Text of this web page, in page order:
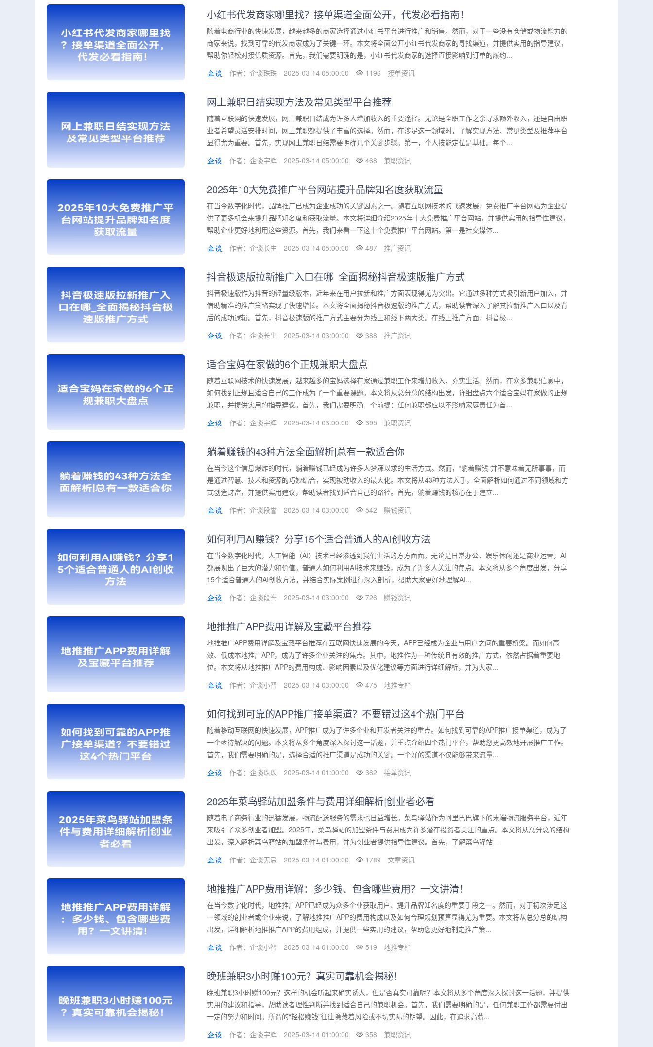
小红书代发商家哪里找？接单渠道全面公开，代发必看指南！
随着电商行业的快速发展，越来越多的商家选择通过小红书平台进行推广和销售。然而，对于一些没有仓储或物流能力的
商家来说，找到可靠的代发商家成为了关键一环。本文将全面公开小红书代发商家的寻找渠道，并提供实用的指导建议，
帮助你轻松对接优质资源。首先，我们需要明确的是，小红书代发商家的选择直接影响到订单的履约...
作者：企谈珠珠
2025-03-14 05:00:00 1196 接单资讯
网上兼职日结实现方法及常见类型平台推荐
随着互联网的快速发展，网上兼职日结成为许多人增加收入的重要途径。无论是全职工作之余寻求额外收入，还是自由职
业者希望灵活安排时间，网上兼职都提供了丰富的选择。然而，在涉足这一领域时，了解实现方法、常见类型及推荐平台
显得尤为重要。首先，实现网上兼职日结需要明确几个关键步骤。第一，个人技能定位是基础。每个...
作者：企谈宇辉
2025-03-14 05:00:00 468 兼职资讯
2025年10大免费推广平台网站提升品牌知名度获取流量
在当今数字化时代，品牌推广已成为企业成功的关键因素之一。随着互联网技术的飞速发展，免费推广平台网站为企业提
供了更多机会来提升品牌知名度和获取流量。本文将详细介绍2025年十大免费推广平台网站，并提供实用的指导性建议，
帮助企业更好地利用这些资源。首先，我们来看一下这十个免费推广平台网站。第一是社交媒体...
作者：企谈长生
2025-03-14 05:00:00 487 推广资讯
抖音极速版拉新推广入口在哪_全面揭秘抖音极速版推广方式
抖音极速版作为抖音的轻量级版本，近年来在用户拉新和推广方面表现得尤为突出。它通过多种方式吸引新用户加入，并
借助精准的推广策略实现了快速增长。本文将全面揭秘抖音极速版的推广方式，帮助读者深入了解其拉新推广入口以及背
后的成功逻辑。首先，抖音极速版的推广方式主要分为线上和线下两大类。在线上推广方面，抖音极...
作者：企谈长生
2025-03-14 03:00:00 388 推广资讯
适合宝妈在家做的6个正规兼职大盘点
随着互联网技术的快速发展，越来越多的宝妈选择在家通过兼职工作来增加收入、充实生活。然而，在众多兼职信息中，
如何找到正规且适合自己的工作成为了一个重要课题。本文将从总分总的结构出发，详细盘点六个适合宝妈在家做的正规
兼职，并提供实用的指导建议。首先，我们需要明确一个前提：任何兼职都应以不影响家庭责任为首...
作者：企谈宇辉
2025-03-14 03:00:00 395 兼职资讯
躺着赚钱的43种方法全面解析|总有一款适合你
在当今这个信息爆炸的时代，躺着赚钱已经成为许多人梦寐以求的生活方式。然而，“躺着赚钱”并不意味着无所事事，而
是通过智慧、技术和资源的巧妙结合，实现被动收入的最大化。本文将从43种方法入手，全面解析如何通过不同领域和方
式创造财富，并提供实用建议，帮助读者找到适合自己的路径。首先，躺着赚钱的核心在于建立...
作者：企谈段誉
2025-03-14 03:00:00 542 赚钱资讯
如何利用AI赚钱？分享15个适合普通人的AI创收方法
在当今数字化时代，人工智能（AI）技术已经渗透到我们生活的方方面面。无论是日常办公、娱乐休闲还是商业运营，AI
都展现出了巨大的潜力和价值。普通人如何利用AI技术来赚钱，成为了许多人关注的焦点。本文将从多个角度出发，分享
15个适合普通人的AI创收方法，并结合实际案例进行深入剖析，帮助大家更好地理解AI...
作者：企谈段誉
2025-03-14 03:00:00 726 赚钱资讯
地推推广APP费用详解及宝藏平台推荐
地推推广APP费用详解及宝藏平台推荐在互联网快速发展的今天，APP已经成为企业与用户之间的重要桥梁。而如何高
效、低成本地推广APP，成为了许多企业关注的焦点。其中，地推作为一种传统且有效的推广方式，依然占据着重要地
位。本文将从地推推广APP的费用构成、影响因素以及优化建议等方面进行详细解析，并为大家...
作者：企谈小智
2025-03-14 03:00:00 475 地推专栏
如何找到可靠的APP推广接单渠道？不要错过这4个热门平台
随着移动互联网的快速发展，APP推广成为了许多企业和开发者关注的重点。如何找到可靠的APP推广接单渠道，成为了
一个亟待解决的问题。本文将从多个角度深入探讨这一话题，并重点介绍四个热门平台，帮助您更高效地开展推广工作。
首先，我们需要明确的是，选择合适的推广渠道是成功的关键。一个好的渠道不仅能够带来流量...
作者：企谈珠珠
2025-03-14 01:00:00 362 接单资讯
2025年菜鸟驿站加盟条件与费用详细解析|创业者必看
随着电子商务行业的迅猛发展，物流配送服务的需求也日益增长。菜鸟驿站作为阿里巴巴旗下的末端物流服务平台，近年
来吸引了众多创业者加盟。2025年，菜鸟驿站的加盟条件与费用成为许多潜在投资者关注的重点。本文将从总分总的结构
出发，深入解析菜鸟驿站的加盟条件与费用，并为创业者提供指导性建议。首先，了解菜鸟驿站...
作者：企谈无忌
2025-03-14 01:00:00 1789 文章资讯
地推推广APP费用详解：多少钱、包含哪些费用？一文讲清！
在当今数字化时代，地推推广APP已经成为众多企业获取用户、提升品牌知名度的重要手段之一。然而，对于初次涉足这
一领域的创业者或企业来说，了解地推推广APP的费用构成以及如何合理规划预算显得尤为重要。本文将从总分总的结构
出发，详细解析地推推广APP的费用组成，并提供一些实用的建议，帮助您更好地制定推广策...
作者：企谈小智
2025-03-14 01:00:00 519 地推专栏
晚班兼职3小时赚100元？真实可靠机会揭秘！
晚班兼职3小时赚100元？这样的机会听起来确实诱人，但是否真实可靠呢？本文将从多个角度深入探讨这一话题，并提供
实用的建议和指导，帮助读者理性判断并找到适合自己的兼职机会。首先，我们需要明确的是，任何兼职工作都需要付出
一定的努力和时间。所谓的“轻松赚钱”往往隐藏着风险或不切实际的期望。因此，在追求高薪...
作者：企谈宇辉
2025-03-14 01:00:00 358 兼职资讯